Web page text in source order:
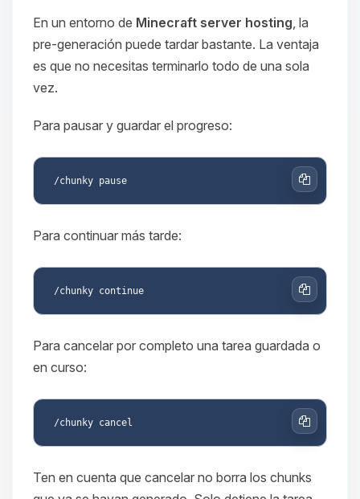
En un entorno de Minecraft server hosting , la
pre-generación puede tardar bastante. La ventaja
es que no necesitas terminarlo todo de una sola
vez.
Para pausar y guardar el progreso:
Copiar
Para continuar más tarde:
Copiar
Para cancelar por completo una tarea guardada o
en curso:
Copiar
Ten en cuenta que cancelar no borra los chunks